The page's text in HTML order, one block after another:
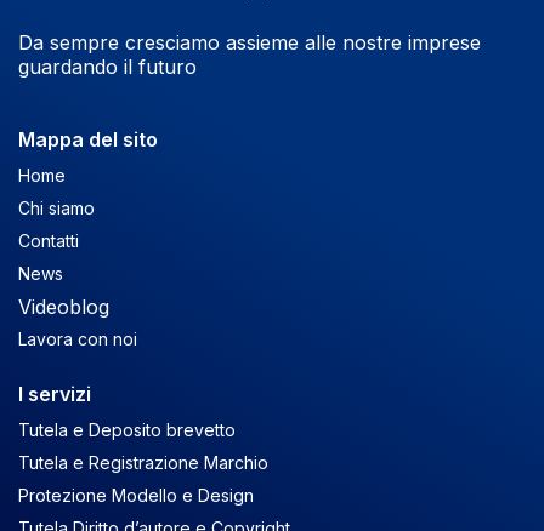
Da sempre cresciamo assieme alle nostre imprese
guardando il futuro
Mappa del sito
Home
Chi siamo
Contatti
News
Videoblog
Lavora con noi
I servizi
Tutela e Deposito brevetto
Tutela e Registrazione Marchio
Protezione Modello e Design